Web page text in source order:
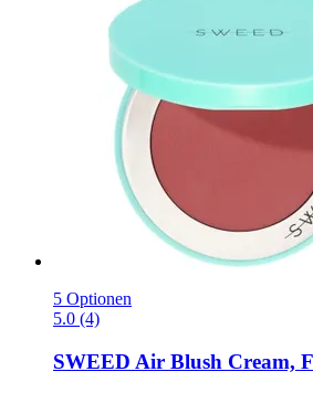
5 Optionen
5.0 (4)
SWEED Air Blush Cream,